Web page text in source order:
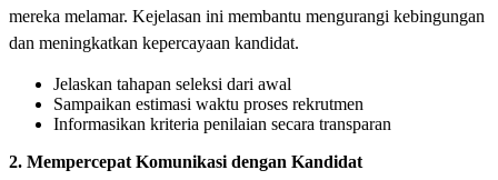
mereka melamar. Kejelasan ini membantu mengurangi kebingungan
dan meningkatkan kepercayaan kandidat.
Jelaskan tahapan seleksi dari awal
Sampaikan estimasi waktu proses rekrutmen
Informasikan kriteria penilaian secara transparan
2. Mempercepat Komunikasi dengan Kandidat